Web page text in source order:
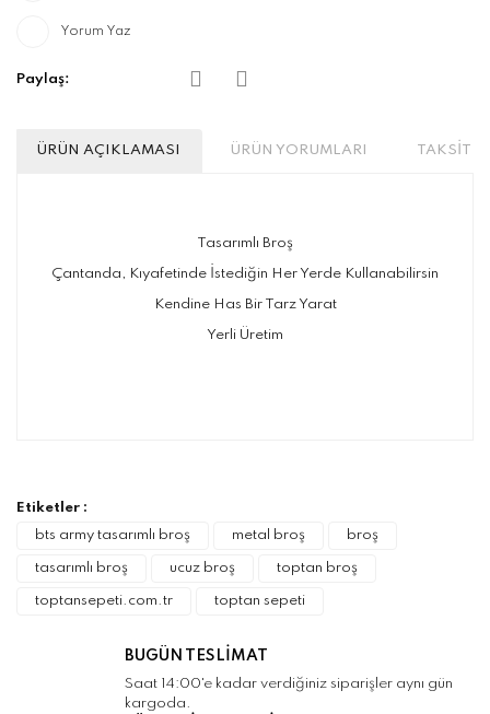
Yorum Yaz
Paylaş:
ÜRÜN AÇIKLAMASI ÜRÜN YORUMLARI TAKSİT
Tasarımlı Broş
Çantanda, Kıyafetinde İstediğin Her Yerde Kullanabilirsin
Kendine Has Bir Tarz Yarat
Yerli Üretim
Görüş ve önerileriniz için teşekkür ederiz.
Ürün resmi kalitesiz, bozuk veya
görüntülenemiyor.
Ürün açıklamasında eksik bilgiler bulunuyor.
Bu ürüne benzer farklı alternatifler olmalı.
Etiketler :
bts army tasarımlı broş
metal broş broş
tasarımlı broş ucuz broş toptan broş
toptansepeti.com.tr toptan sepeti
BUGÜN TESLİMAT
Saat 14:00'e kadar verdiğiniz siparişler aynı gün
kargoda.